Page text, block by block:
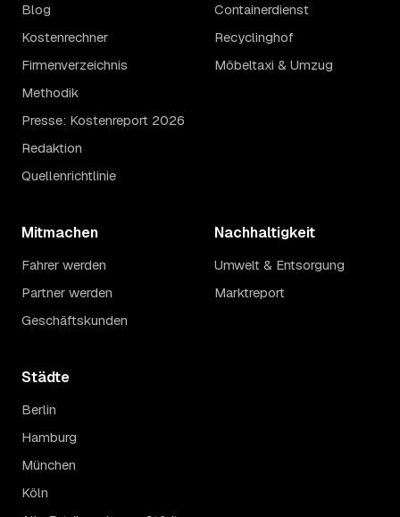
Blog
Kostenrechner
Firmenverzeichnis
Methodik
Presse: Kostenreport 2026
Redaktion
Quellenrichtlinie
Containerdienst
Recyclinghof
Möbeltaxi & Umzug
Mitmachen
Fahrer werden
Partner werden
Geschäftskunden
Nachhaltigkeit
Umwelt & Entsorgung
Marktreport
Städte
Berlin
Hamburg
München
Köln